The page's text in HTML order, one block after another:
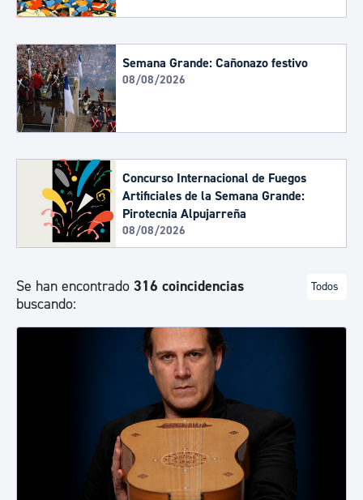
Semana Grande: Cañonazo festivo
08/08/2026
Concurso Internacional de Fuegos
Artificiales de la Semana Grande:
Pirotecnia Alpujarreña
08/08/2026
Se han encontrado 316 coincidencias
buscando:
Todos